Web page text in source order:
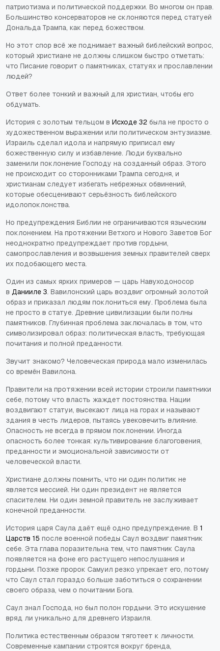
патриотизма и политической поддержки. Во многом он прав.
Большинство консерваторов не склоняются перед статуей
Дональда Трампа, как перед божеством.
Но этот спор всё же поднимает важный библейский вопрос,
который христиане не должны слишком быстро отметать:
что Писание говорит о памятниках, статуях и прославлении
людей?
Ответ более тонкий и важный для христиан, чтобы его
обдумать.
История с золотым тельцом в Исходе 32 была не просто о
художественном выражении или политическом энтузиазме.
Израиль сделал идола и напрямую приписал ему
божественную силу и избавление. Люди буквально
заменили поклонение Господу на созданный образ. Этого
не происходит со сторонниками Трампа сегодня, и
христианам следует избегать небрежных обвинений,
которые обесценивают серьёзность библейского
идолопоклонства.
Но предупреждения Библии не ограничиваются языческим
поклонением. На протяжении Ветхого и Нового Заветов Бог
неоднократно предупреждает против гордыни,
самопрославления и возвышения земных правителей сверх
их подобающего места.
Один из самых ярких примеров — царь Навуходоносор
в Данииле 3. Вавилонский царь воздвиг огромный золотой
образ и приказал людям поклониться ему. Проблема была
не просто в статуе. Древние цивилизации были полны
памятников. Глубинная проблема заключалась в том, что
символизировал образ: политическая власть, требующая
почитания и полной преданности.
Звучит знакомо? Человеческая природа мало изменилась
со времён Вавилона.
Правители на протяжении всей истории строили памятники
себе, потому что власть жаждет постоянства. Нации
воздвигают статуи, высекают лица на горах и называют
здания в честь лидеров, пытаясь увековечить влияние.
Опасность не всегда в прямом поклонении. Иногда
опасность более тонкая: культивирование благоговения,
преданности и эмоциональной зависимости от
человеческой власти.
Христиане должны помнить, что ни один политик не
является мессией. Ни один президент не является
спасителем. Ни один земной правитель не заслуживает
конечной преданности.
История царя Саула даёт ещё одно предупреждение. В 1
Царств 15 после военной победы Саул воздвиг памятник
себе. Эта глава поразительна тем, что памятник Саула
появляется на фоне его растущего непослушания и
гордыни. Позже пророк Самуил резко упрекает его, потому
что Саул стал гораздо больше заботиться о сохранении
своего образа, чем о почитании Бога.
Саул знал Господа, но был полон гордыни. Это искушение
вряд ли уникально для древнего Израиля.
Политика естественным образом тяготеет к личности.
Современные кампании строятся вокруг бренда,